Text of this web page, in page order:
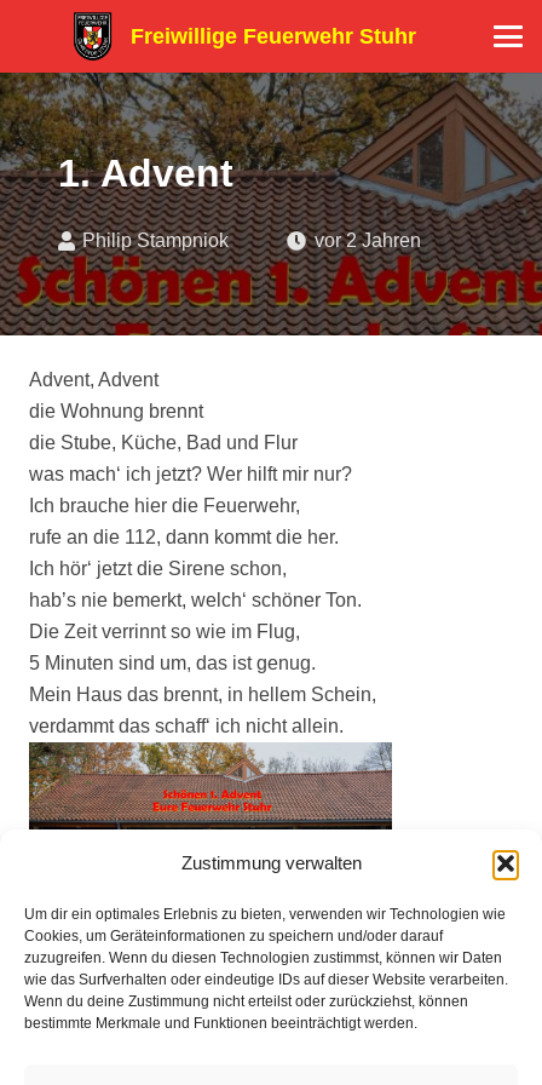
Zustimmung verwalten
Um dir ein optimales Erlebnis zu bieten, verwenden wir Technologien wie
Cookies, um Geräteinformationen zu speichern und/oder darauf
zuzugreifen. Wenn du diesen Technologien zustimmst, können wir Daten
wie das Surfverhalten oder eindeutige IDs auf dieser Website verarbeiten.
Wenn du deine Zustimmung nicht erteilst oder zurückziehst, können
bestimmte Merkmale und Funktionen beeinträchtigt werden.
Freiwillige Feuerwehr Stuhr
1. Advent
Philip Stampniok vor 2 Jahren
Advent, Advent
die Wohnung brennt
die Stube, Küche, Bad und Flur
was mach‘ ich jetzt? Wer hilft mir nur?
Ich brauche hier die Feuerwehr,
rufe an die 112, dann kommt die her.
Ich hör‘ jetzt die Sirene schon,
hab’s nie bemerkt, welch‘ schöner Ton.
Die Zeit verrinnt so wie im Flug,
5 Minuten sind um, das ist genug.
Mein Haus das brennt, in hellem Schein,
verdammt das schaff‘ ich nicht allein.